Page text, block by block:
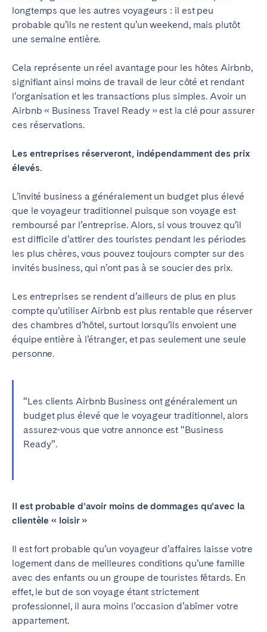
longtemps que les autres voyageurs : il est peu
probable qu’ils ne restent qu’un weekend, mais plutôt
une semaine entière.
Cela représente un réel avantage pour les hôtes Airbnb,
signifiant ainsi moins de travail de leur côté et rendant
l’organisation et les transactions plus simples. Avoir un
Airbnb « Business Travel Ready » est la clé pour assurer
ces réservations.
Les entreprises réserveront, indépendamment des prix
élevés.
L’invité business a généralement un budget plus élevé
que le voyageur traditionnel puisque son voyage est
remboursé par l’entreprise. Alors, si vous trouvez qu’il
est difficile d’attirer des touristes pendant les périodes
les plus chères, vous pouvez toujours compter sur des
invités business, qui n’ont pas à se soucier des prix.
Les entreprises se rendent d’ailleurs de plus en plus
compte qu’utiliser Airbnb est plus rentable que réserver
des chambres d’hôtel, surtout lorsqu’ils envoient une
équipe entière à l’étranger, et pas seulement une seule
personne.
“Les clients Airbnb Business ont généralement un
budget plus élevé que le voyageur traditionnel, alors
assurez-vous que votre annonce est “Business
Ready”.
Il est probable d’avoir moins de dommages qu’avec la
clientèle « loisir »
Il est fort probable qu’un voyageur d’affaires laisse votre
logement dans de meilleures conditions qu’une famille
avec des enfants ou un groupe de touristes fêtards. En
effet, le but de son voyage étant strictement
professionnel, il aura moins l’occasion d’abîmer votre
appartement.
Dubaï
ANGLETERRE
Bath
Birmingham
Bristol
Liverpool
Londres
SCOTLAND
WALES
Cardiff
PORTUGAL
Albufeira
Aveiro
Beja
Braga
Coimbra
Évora
MADÈRE
AZORES